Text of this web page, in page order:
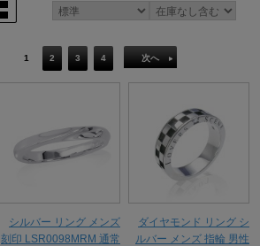
1 2 3 4 次へ
シルバー リング メンズ
刻印 LSR0098MRM 通常
ダイヤモンド リング シ
ルバー メンズ 指輪 男性